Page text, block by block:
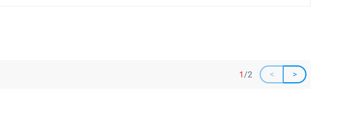
1/2 < >